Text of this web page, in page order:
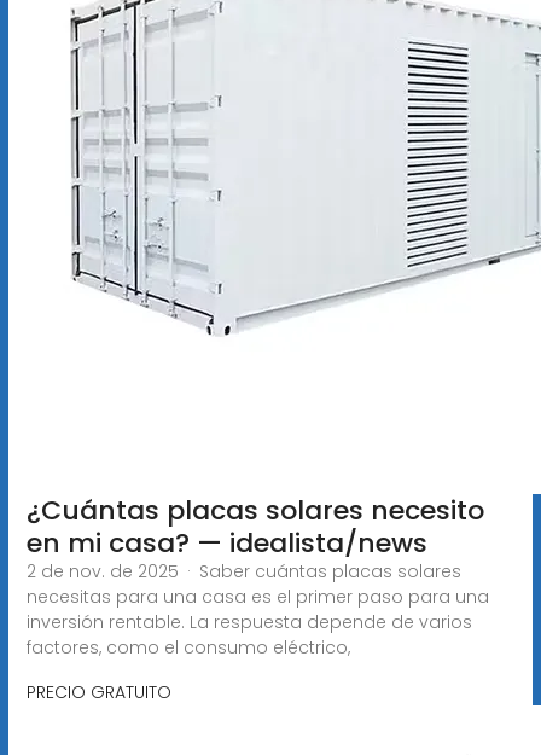
¿Cuántas placas solares necesito
en mi casa? — idealista/news
2 de nov. de 2025 · Saber cuántas placas solares
necesitas para una casa es el primer paso para una
inversión rentable. La respuesta depende de varios
factores, como el consumo eléctrico,
PRECIO GRATUITO